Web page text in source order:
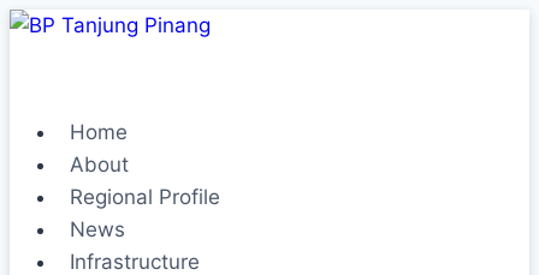
Home
About
Regional Profile
News
Infrastructure